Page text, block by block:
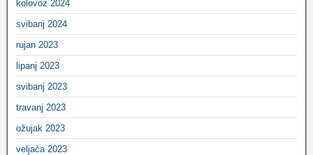
kolovoz 2024
svibanj 2024
rujan 2023
lipanj 2023
svibanj 2023
travanj 2023
ožujak 2023
veljača 2023